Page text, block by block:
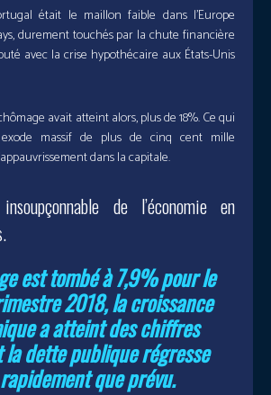
était le maillon faible dans l’Europe
durement touchés par la chute financière
avec la crise hypothécaire aux États-Unis
avait atteint alors, plus de 18%. Ce qui
massif de plus de cinq cent mille
dans la capitale.
de l’économie en
est tombé à 7,9% pour le
2018, la croissance
a atteint des chiffres
dette publique régresse
que prévu.